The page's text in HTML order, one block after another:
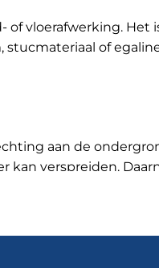
vloerafwerking. Het
, stucmateriaal of
aan de
kan verspreiden.